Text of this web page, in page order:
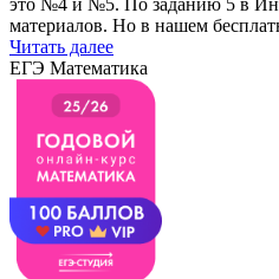
это №4 и №5. По заданию 5 в
материалов. Но в нашем
Читать далее
ЕГЭ Математика